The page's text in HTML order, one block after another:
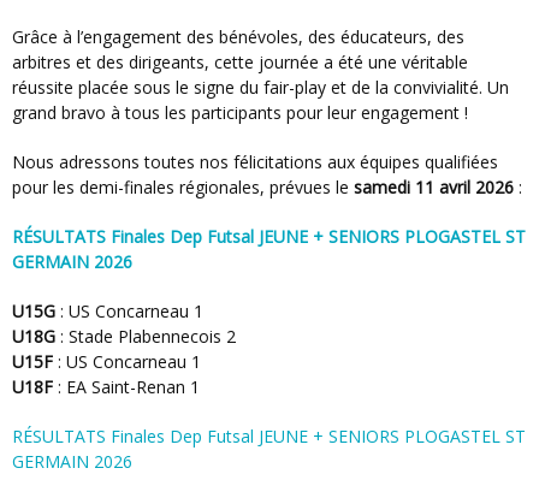
Grâce à l’engagement des bénévoles, des éducateurs, des
arbitres et des dirigeants, cette journée a été une véritable
réussite placée sous le signe du fair-play et de la convivialité. Un
grand bravo à tous les participants pour leur engagement !
Nous adressons toutes nos félicitations aux équipes qualifiées
pour les demi-finales régionales, prévues le samedi 11 avril 2026 :
RÉSULTATS Finales Dep Futsal JEUNE + SENIORS PLOGASTEL ST
GERMAIN 2026
U15G : US Concarneau 1
U18G : Stade Plabennecois 2
U15F : US Concarneau 1
U18F : EA Saint-Renan 1
RÉSULTATS Finales Dep Futsal JEUNE + SENIORS PLOGASTEL ST
GERMAIN 2026